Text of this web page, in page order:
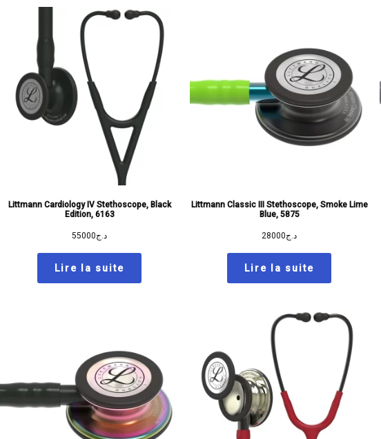
Littmann Cardiology IV Stethoscope, Black
Edition, 6163
د.ج55000
Lire la suite
Littmann Classic III Stethoscope, Smoke Lime
Blue, 5875
د.ج28000
Lire la suite